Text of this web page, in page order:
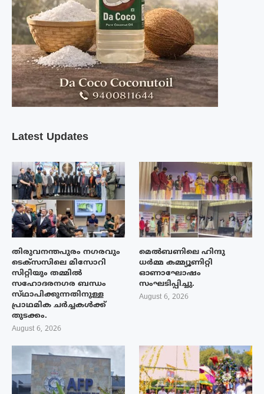
Latest Updates
തിരുവനന്തപുരം നഗരവും
ടെക്‌സസിലെ മിസോറി
സിറ്റിയും തമ്മിൽ
സഹോദരനഗര ബന്ധം
സ്‌ഥാപിക്കുന്നതിനുള്ള
പ്രാഥമിക ചർച്ചകൾക്ക്
തുടക്കം.
August 6, 2026
മെൽബണിലെ ഹിന്ദു
ധർമ്മ കമ്മ്യൂണിറ്റി
ഓണാഘോഷം
സംഘടിപ്പിച്ചു.
August 6, 2026